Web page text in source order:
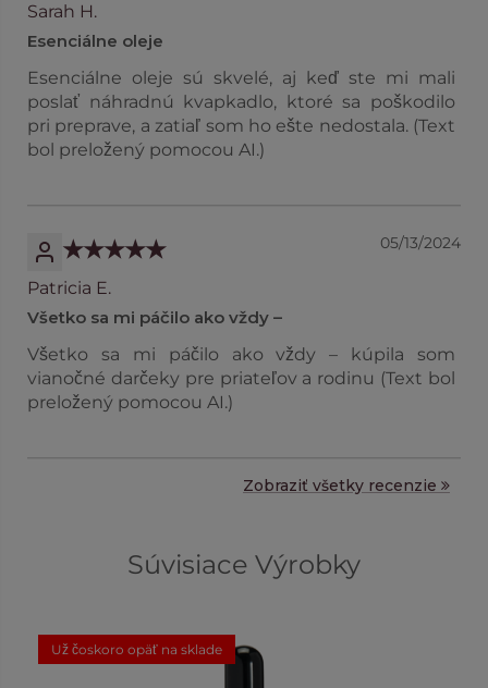
Sarah H.
Esenciálne oleje
Esenciálne oleje sú skvelé, aj keď ste mi mali
poslať náhradnú kvapkadlo, ktoré sa poškodilo
pri preprave, a zatiaľ som ho ešte nedostala. (Text
bol preložený pomocou AI.)
05/13/2024
Patricia E.
Všetko sa mi páčilo ako vždy –
Všetko sa mi páčilo ako vždy – kúpila som
vianočné darčeky pre priateľov a rodinu (Text bol
preložený pomocou AI.)
Zobraziť všetky recenzie
Súvisiace Výrobky
Už čoskoro opäť na sklade